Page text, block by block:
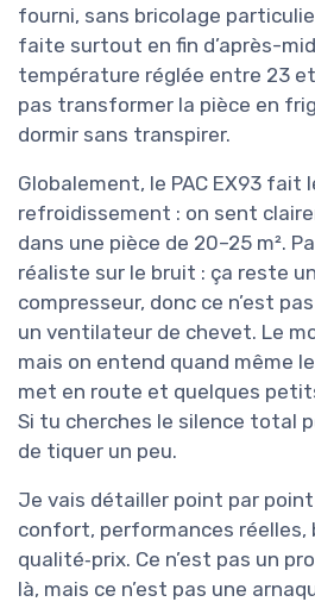
fourni, sans bricolage
faite surtout en fin d’après-
température réglée entre 23
pas transformer la pièce en
dormir sans transpirer.
Globalement, le PAC EX93 fait
refroidissement : on sent
dans une pièce de 20–25 m².
réaliste sur le bruit : ça reste
compresseur, donc ce n’est
un ventilateur de chevet. Le
mais on entend quand même
met en route et quelques
Si tu cherches le silence total
de tiquer un peu.
Je vais détailler point par
confort, performances
qualité‑prix. Ce n’est pas un
là, mais ce n’est pas une